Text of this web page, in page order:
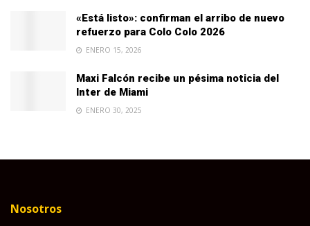
«Está listo»: confirman el arribo de nuevo
refuerzo para Colo Colo 2026
ENERO 15, 2026
Maxi Falcón recibe un pésima noticia del
Inter de Miami
ENERO 30, 2025
Nosotros